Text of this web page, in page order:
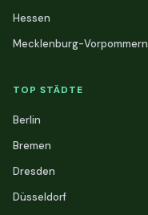
Hessen
Mecklenburg-Vorpommern
TOP STÄDTE
Berlin
Bremen
Dresden
Düsseldorf